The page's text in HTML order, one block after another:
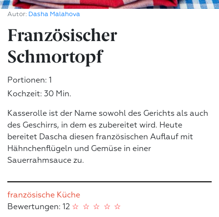
Autor: Dasha Malahova
Französischer
Schmortopf
Portionen: 1
Kochzeit: 30 Min.
Kasserolle ist der Name sowohl des Gerichts als auch
des Geschirrs, in dem es zubereitet wird. Heute
bereitet Dascha diesen französischen Auflauf mit
Hähnchenflügeln und Gemüse in einer
Sauerrahmsauce zu.
französische Küche
Bewertungen: 12
☆
☆
☆
☆
☆